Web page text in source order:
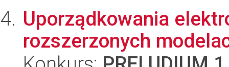
Uporządkowania
rozszerzonych